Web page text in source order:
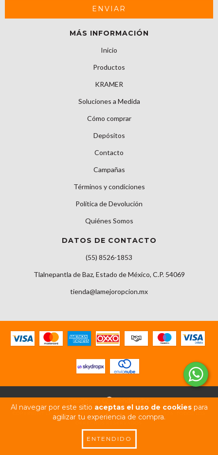
Al navegar por este sitio aceptas el uso de cookiespara
agilizar tu experiencia de compra.
ENTENDIDO
MÁS INFORMACIÓN
Inicio
Productos
KRAMER
Soluciones a Medida
Cómo comprar
Depósitos
Contacto
Campañas
Términos y condiciones
Política de Devolución
Quiénes Somos
DATOS DE CONTACTO
(55) 8526-1853
Tlalnepantla de Baz, Estado de México, C.P. 54069
tienda@lamejoropcion.mx
COPYRIGHT LA MEJOR OPCION BY CREATIVE PLANET - 2026. TODOS LOS
DERECHOS RESERVADOS.